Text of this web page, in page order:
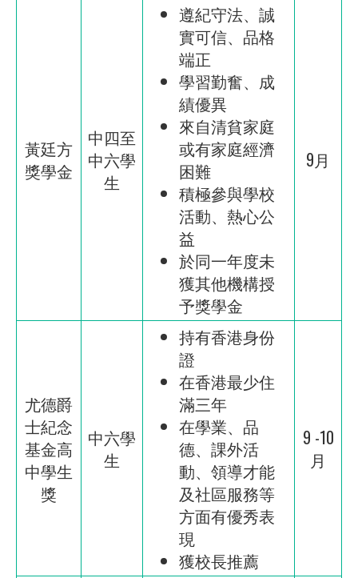
黃廷方
獎學金
中四至
中六學
生
遵紀守法、誠
實可信、品格
端正
學習勤奮、成
績優異
來自清貧家庭
或有家庭經濟
困難
積極參與學校
活動、熱心公
益
於同一年度未
獲其他機構授
予獎學金
9月
尤德爵
士紀念
基金高
中學生
獎
中六學
生
持有香港身份
證
在香港最少住
滿三年
在學業、品
德、課外活
動、領導才能
及社區服務等
方面有優秀表
現
獲校長推薦
9 -10
月